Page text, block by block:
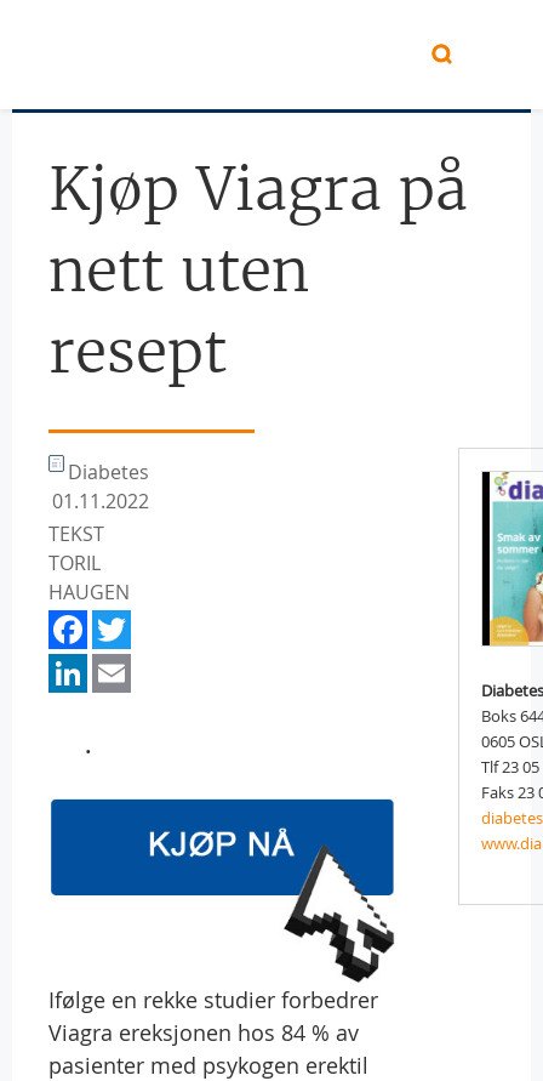
Kjøp Viagra på
nett uten
resept
Diabetes
01.11.2022
TEKST
TORIL
HAUGEN
Facebook
LinkedIn
.
Ifølge en rekke studier forbedrer
Viagra ereksjonen hos 84 % av
pasienter med psykogen erektil
Diabetes
Boks
0605
Tlf 23
Faks 23